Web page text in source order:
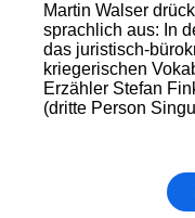
Martin Walser
sprachlich aus: In
das juristisch-
kriegerischen
Erzähler Stefan
(dritte Person